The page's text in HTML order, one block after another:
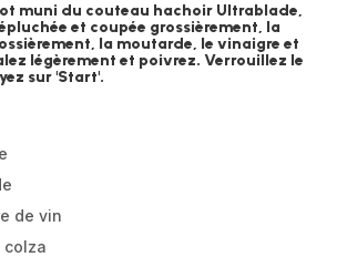
muni du couteau hachoir Ultrablade,
et coupée grossièrement, la
la moutarde, le vinaigre et
légèrement et poivrez. Verrouillez le
sur 'Start'.
de vin
colza